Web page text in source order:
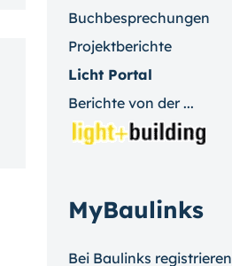
Buchbesprechungen
Projektberichte
Licht Portal
Berichte von der ...
MyBaulinks
Bei Baulinks registrieren